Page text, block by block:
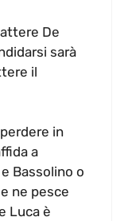
De
sarà
il
in
a
Bassolino o
ne pesce
Luca è